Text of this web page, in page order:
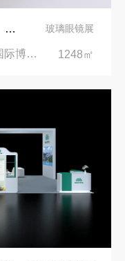
中国国际眼镜业展览会（SIOF）‌展台设计搭建-眼镜业巨头依视路陆逊梯卡 玻璃眼镜展
中国国际眼镜业展览会|上海新国际博览中心‌ 1248㎡